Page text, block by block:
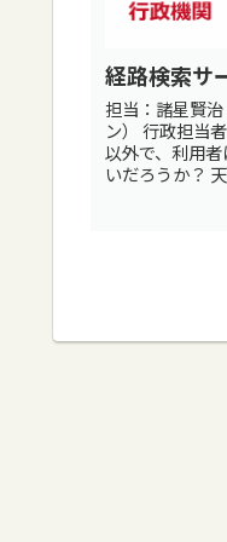
経路検索サ
担当：諸星賢
ン） 行政担当
以外で、利用
いだろうか？